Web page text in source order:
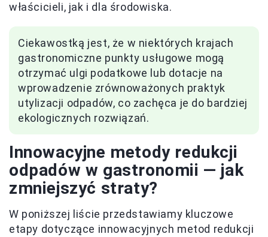
właścicieli, jak i dla środowiska.
Ciekawostką jest, że w niektórych krajach
gastronomiczne punkty usługowe mogą
otrzymać ulgi podatkowe lub dotacje na
wprowadzenie zrównoważonych praktyk
utylizacji odpadów, co zachęca je do bardziej
ekologicznych rozwiązań.
Innowacyjne metody redukcji
odpadów w gastronomii — jak
zmniejszyć straty?
W poniższej liście przedstawiamy kluczowe
etapy dotyczące innowacyjnych metod redukcji